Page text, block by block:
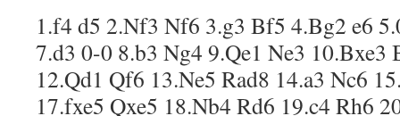
1.f4 d5 2.Nf3 Nf6 3.g3 Bf5 4.Bg2 e6
7.d3 0-0 8.b3 Ng4 9.Qe1 Ne3 10.Bxe3
12.Qd1 Qf6 13.Ne5 Rad8 14.a3 Nc6
17.fxe5 Qxe5 18.Nb4 Rd6 19.c4 Rh6